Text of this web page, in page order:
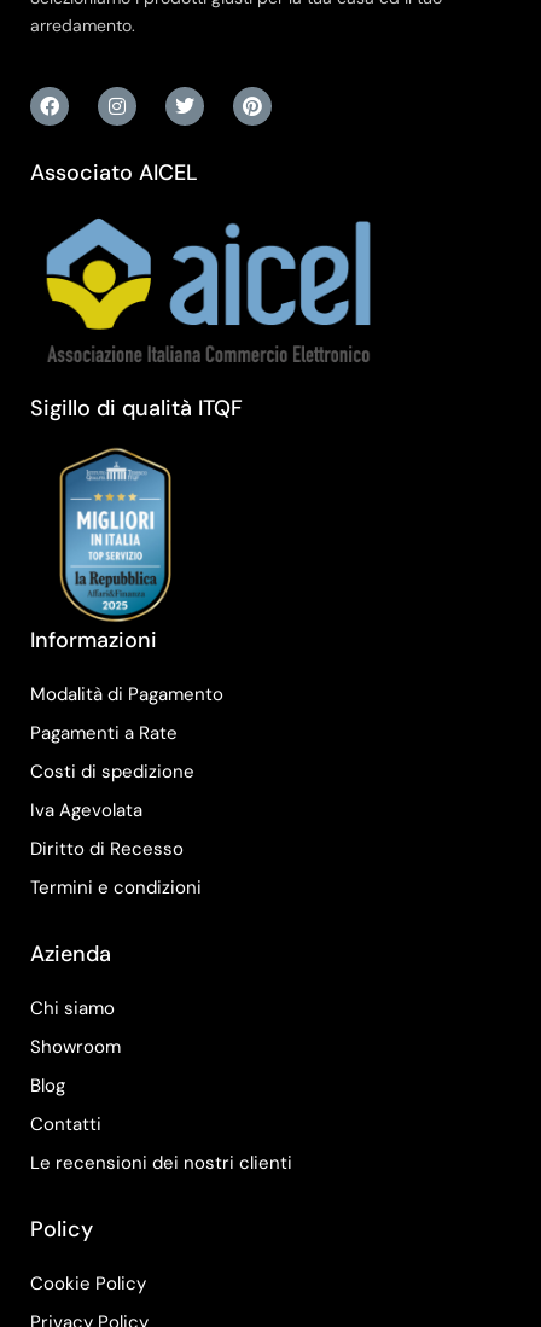
arredamento.
Associato AICEL
Sigillo di qualità ITQF
Informazioni
Modalità di Pagamento
Pagamenti a Rate
Costi di spedizione
Iva Agevolata
Diritto di Recesso
Termini e condizioni
Azienda
Chi siamo
Showroom
Blog
Contatti
Le recensioni dei nostri clienti
Policy
Cookie Policy